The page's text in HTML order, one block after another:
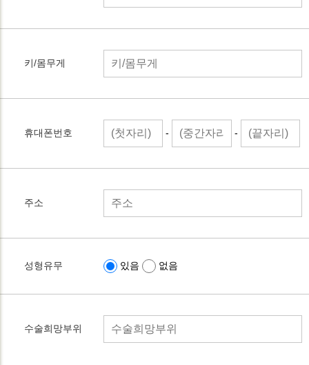
키/몸무게
휴대폰번호 - -
주소
성형유무 있음 없음
수술희망부위